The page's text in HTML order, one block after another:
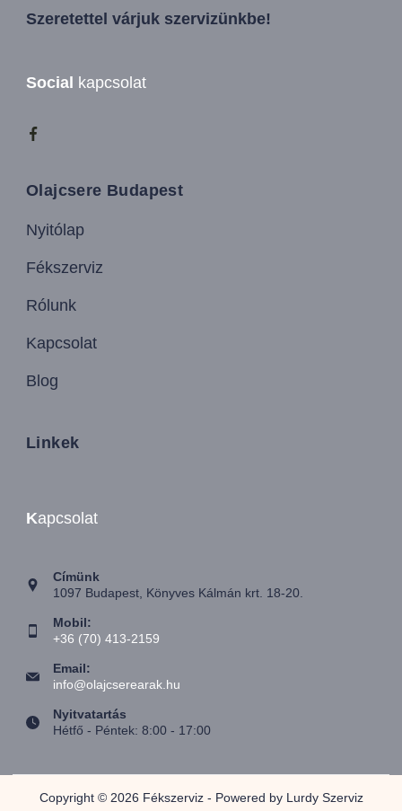
Szeretettel várjuk szervizünkbe!
Social kapcsolat
Olajcsere Budapest
Nyitólap
Fékszerviz
Rólunk
Kapcsolat
Blog
Linkek
Kapcsolat
Címünk
1097 Budapest, Könyves Kálmán krt. 18-20.
Mobil:
+36 (70) 413-2159
Email:
info@olajcserearak.hu
Nyitvatartás
Hétfő - Péntek: 8:00 - 17:00
Copyright © 2026 Fékszerviz - Powered by Lurdy Szerviz